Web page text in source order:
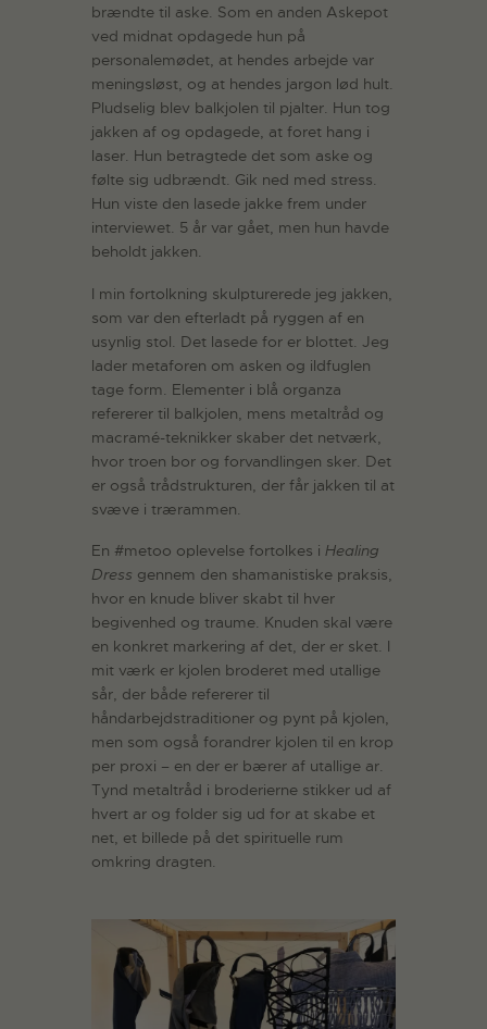
brændte til aske. Som en anden Askepot
ved midnat opdagede hun på
personalemødet, at hendes arbejde var
meningsløst, og at hendes jargon lød hult.
Pludselig blev balkjolen til pjalter. Hun tog
jakken af og opdagede, at foret hang i
laser. Hun betragtede det som aske og
følte sig udbrændt. Gik ned med stress.
Hun viste den lasede jakke frem under
interviewet. 5 år var gået, men hun havde
beholdt jakken.
I min fortolkning skulpturerede jeg jakken,
som var den efterladt på ryggen af en
usynlig stol. Det lasede for er blottet. Jeg
lader metaforen om asken og ildfuglen
tage form. Elementer i blå organza
refererer til balkjolen, mens metaltråd og
macramé-teknikker skaber det netværk,
hvor troen bor og forvandlingen sker. Det
er også trådstrukturen, der får jakken til at
svæve i trærammen.
En #metoo oplevelse fortolkes i Healing
Dress gennem den shamanistiske praksis,
hvor en knude bliver skabt til hver
begivenhed og traume. Knuden skal være
en konkret markering af det, der er sket. I
mit værk er kjolen broderet med utallige
sår, der både refererer til
håndarbejdstraditioner og pynt på kjolen,
men som også forandrer kjolen til en krop
per proxi – en der er bærer af utallige ar.
Tynd metaltråd i broderierne stikker ud af
hvert ar og folder sig ud for at skabe et
net, et billede på det spirituelle rum
omkring dragten.